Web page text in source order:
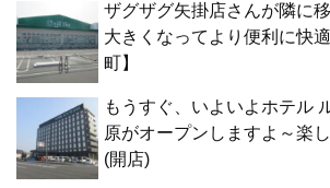
ザグザグ矢掛店さんが隣に
大きくなってより便利に快
町】
もうすぐ、いよいよホテル
原がオープンしますよ～楽
(開店)